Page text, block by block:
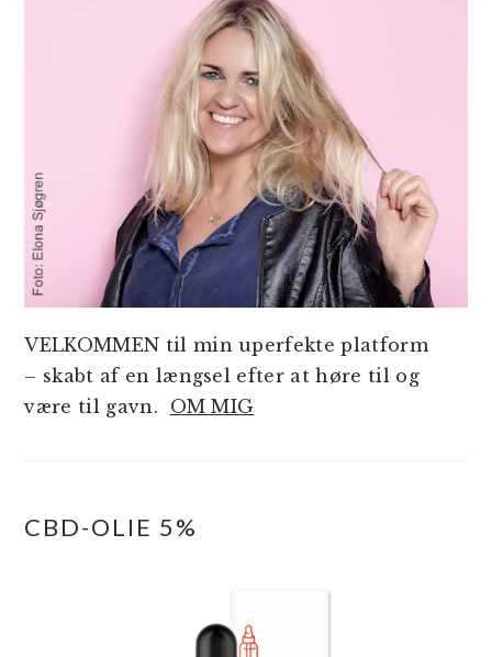
VELKOMMEN til min uperfekte platform
– skabt af en længsel efter at høre til og
være til gavn. OM MIG
CBD-OLIE 5%